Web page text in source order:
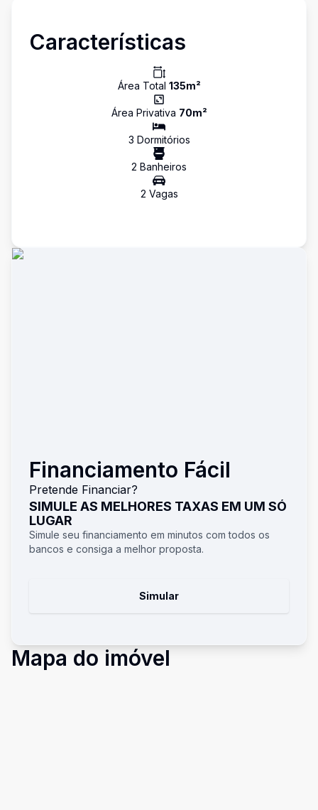
Características
Área Total 135m²
Área Privativa 70m²
3 Dormitórios
2 Banheiros
2 Vagas
Financiamento Fácil
Pretende Financiar?
SIMULE AS MELHORES TAXAS EM UM SÓ
LUGAR
Simule seu financiamento em minutos com todos os
bancos e consiga a melhor proposta.
Simular
Mapa do imóvel